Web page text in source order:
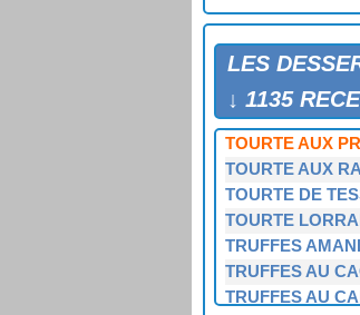
LES
↓ 1135
TOURTE A LA
TOURTE AUX
TOURTE AUX
TOURTE AUX
TOURTE AUX
TOURTE AUX
TOURTE AUX
TOURTE DE
TOURTE
TRUFFES
TRUFFES AU
TRUFFES AU